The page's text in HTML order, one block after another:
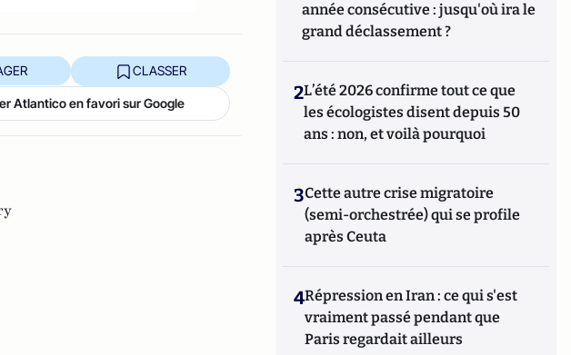
CLASSER
Atlantico en favori sur Google
année consécutive : jusqu'où ira le
grand déclassement ?
2L’été 2026 confirme tout ce que
les écologistes disent depuis 50
ans : non, et voilà pourquoi
3Cette autre crise migratoire
(semi-orchestrée) qui se profile
après Ceuta
4Répression en Iran : ce qui s'est
vraiment passé pendant que
Paris regardait ailleurs